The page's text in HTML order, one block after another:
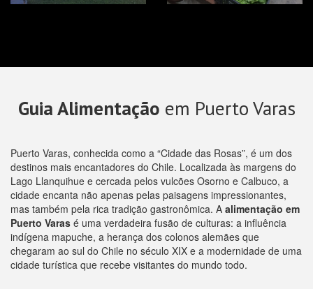
Guia Alimentação em Puerto Varas
Puerto Varas, conhecida como a “Cidade das Rosas”, é um dos
destinos mais encantadores do Chile. Localizada às margens do
Lago Llanquihue e cercada pelos vulcões Osorno e Calbuco, a
cidade encanta não apenas pelas paisagens impressionantes,
mas também pela rica tradição gastronômica. A alimentação em
Puerto Varas é uma verdadeira fusão de culturas: a influência
indígena mapuche, a herança dos colonos alemães que
chegaram ao sul do Chile no século XIX e a modernidade de uma
cidade turística que recebe visitantes do mundo todo.